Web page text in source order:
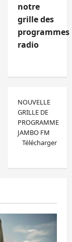
notre
grille des
programmes
radio
NOUVELLE
GRILLE DE
PROGRAMME
JAMBO FM
Télécharger